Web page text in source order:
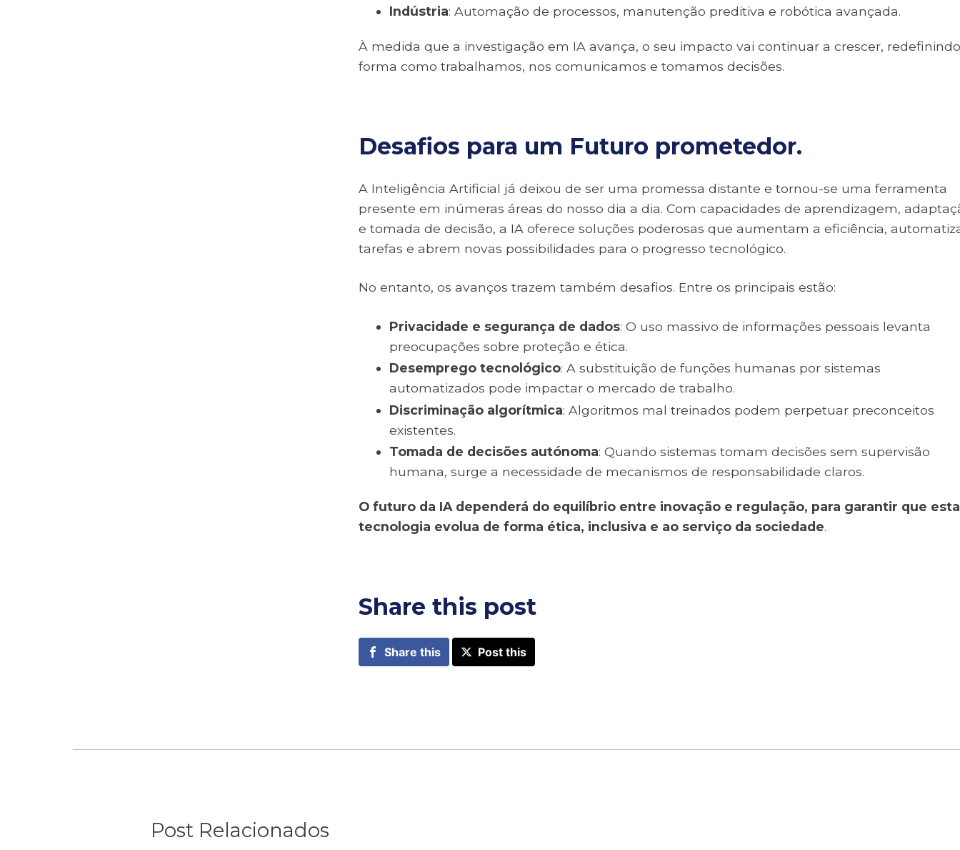
Indústria: Automação de processos, manutenção preditiva e robótica avançada.
À medida que a investigação em IA avança, o seu impacto vai continuar a crescer,
forma como trabalhamos, nos comunicamos e tomamos decisões.
Desafios para um Futuro prometedor.
A Inteligência Artificial já deixou de ser uma promessa distante e tornou-se uma ferramenta
presente em inúmeras áreas do nosso dia a dia. Com capacidades de aprendizagem,
e tomada de decisão, a IA oferece soluções poderosas que aumentam a eficiência,
tarefas e abrem novas possibilidades para o progresso tecnológico.
No entanto, os avanços trazem também desafios. Entre os principais estão:
Privacidade e segurança de dados: O uso massivo de informações pessoais levanta
preocupações sobre proteção e ética.
Desemprego tecnológico: A substituição de funções humanas por sistemas
automatizados pode impactar o mercado de trabalho.
Discriminação algorítmica: Algoritmos mal treinados podem perpetuar preconceitos
existentes.
Tomada de decisões autónoma: Quando sistemas tomam decisões sem supervisão
humana, surge a necessidade de mecanismos de responsabilidade claros.
O futuro da IA dependerá do equilíbrio entre inovação e regulação, para garantir que esta
tecnologia evolua de forma ética, inclusiva e ao serviço da sociedade.
Share this post
Share this Post this
Post Relacionados